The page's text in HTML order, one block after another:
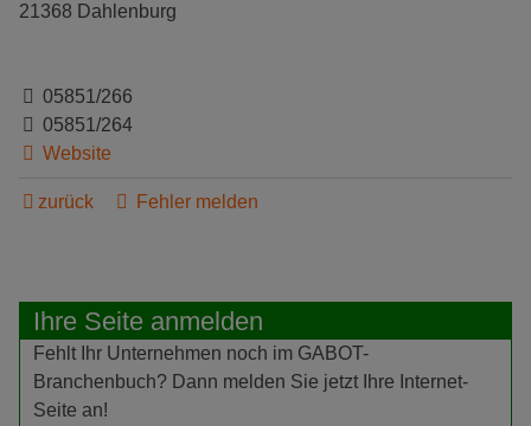
21368 Dahlenburg
05851/266
05851/264
Website
zurück Fehler melden
Ihre Seite anmelden
Fehlt Ihr Unternehmen noch im GABOT-
Branchenbuch? Dann melden Sie jetzt Ihre Internet-
Seite an!